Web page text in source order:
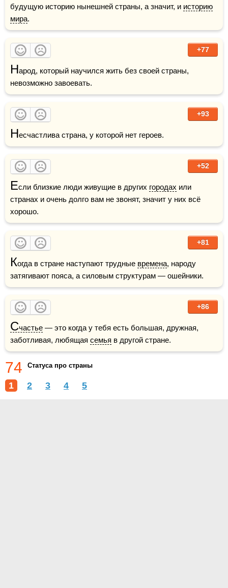
будущую историю нынешней страны, а значит, и историю
мира.
+77
Народ, который научился жить без своей страны,
невозможно завоевать.
+93
Несчастлива страна, у которой нет героев.
+52
Если близкие люди живущие в других городах или
странах и очень долго вам не звонят, значит у них всё
хорошо.
+81
Когда в стране наступают трудные времена, народу
затягивают пояса, а силовым структурам — ошейники.
+86
Счастье — это когда у тебя есть большая, дружная,
заботливая, любящая семья в другой стране.
74 Статуса про страны
1 2 3 4 5